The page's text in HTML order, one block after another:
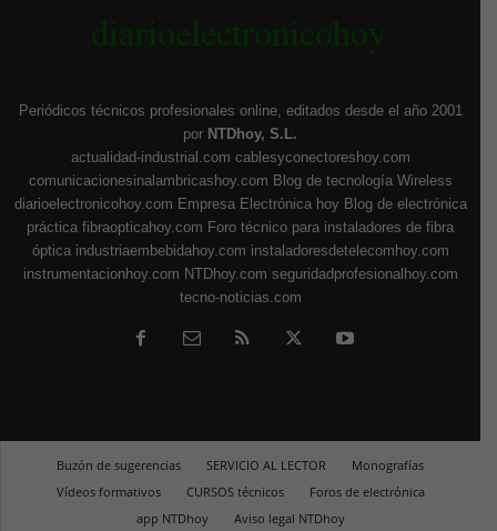
Periódicos técnicos profesionales online, editados desde el año 2001
por NTDhoy, S.L.
actualidad-industrial.com cablesyconectoreshoy.com
comunicacionesinalambricashoy.com Blog de tecnología Wireless
diarioelectronicohoy.com Empresa Electrónica hoy Blog de electrónica
práctica fibraopticahoy.com Foro técnico para instaladores de fibra
óptica industriaembebidahoy.com instaladoresdetelecomhoy.com
instrumentacionhoy.com NTDhoy.com seguridadprofesionalhoy.com
tecno-noticias.com
Buzón de sugerencias SERVICIO AL LECTOR
Monografías
Vídeos formativos
CURSOS técnicos
Foros de electrónica
app NTDhoy
Aviso legal NTDhoy